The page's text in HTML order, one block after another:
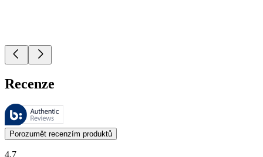
Recenze
Tyto recenze spravuje společnost Bazaarvoice a jsou v souladu se
Zákaznické názory ve formě hodnocení výrobků a hvězdiček jsou
Porozumět recenzím produktů
4.7